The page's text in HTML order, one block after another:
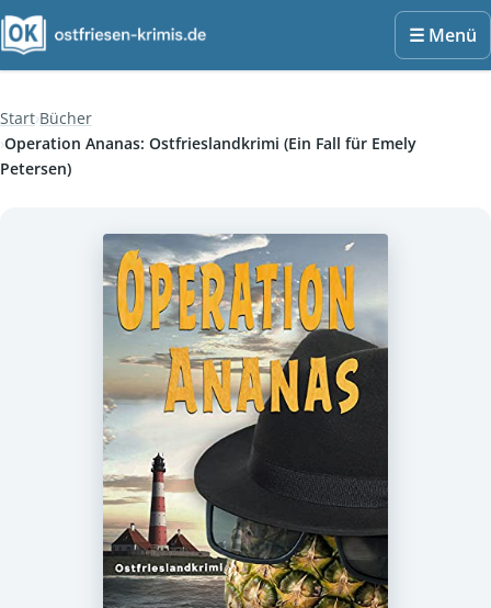
☰ Menü
Start Bücher
Operation Ananas: Ostfrieslandkrimi (Ein Fall für Emely
Petersen)